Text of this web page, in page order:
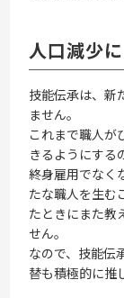
人口減少
技能伝承は、新
ません。
これまで職人が
きるようにする
終身雇用でなく
たな職人を生む
たときにまた教
せん。
なので、技能伝
替も積極的に推